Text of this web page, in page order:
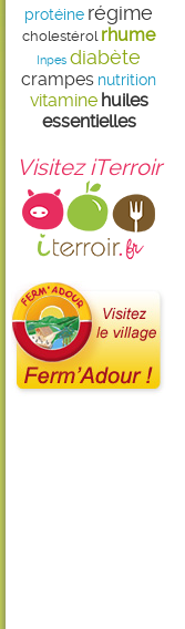
protéine régime
cholestérol rhume
Inpes diabète
crampes nutrition
vitamine huiles
essentielles
Visitez iTerroir